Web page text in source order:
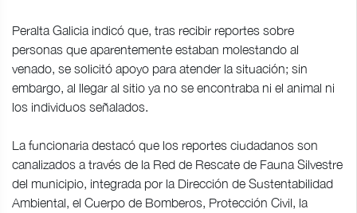
Peralta Galicia indicó que, tras recibir reportes sobre
personas que aparentemente estaban molestando al
venado, se solicitó apoyo para atender la situación; sin
embargo, al llegar al sitio ya no se encontraba ni el animal ni
los individuos señalados.
La funcionaria destacó que los reportes ciudadanos son
canalizados a través de la Red de Rescate de Fauna Silvestre
del municipio, integrada por la Dirección de Sustentabilidad
Ambiental, el Cuerpo de Bomberos, Protección Civil, la